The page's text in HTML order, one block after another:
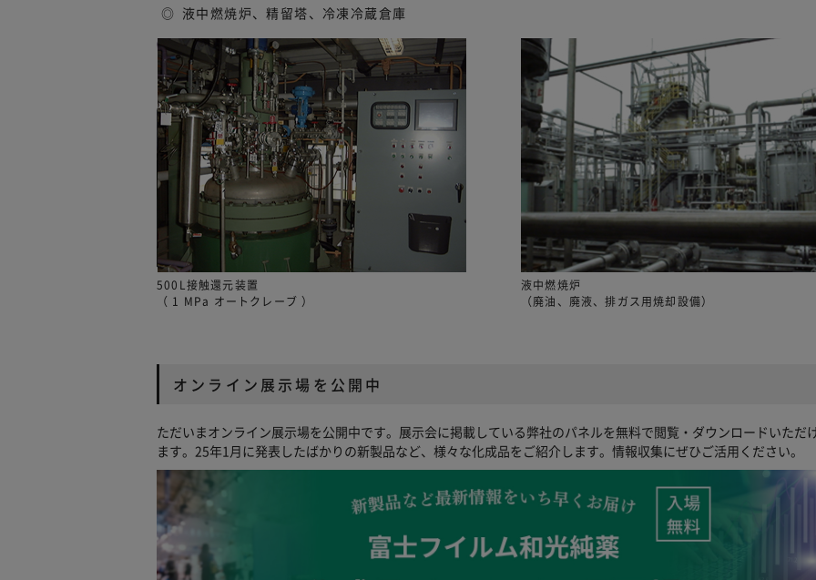
液中燃焼炉、精留塔、冷凍冷蔵倉庫
500L接触還元装置
（ 1 MPa オートクレーブ ）
液中燃焼炉
（廃油、廃液、排ガス用焼却設備）
オンライン展示場を公開中
ただいまオンライン展示場を公開中です。展示会に掲載している弊社のパネルを無料で閲覧・ダウンロードいただ
ます。25年1月に発表したばかりの新製品など、様々な化成品をご紹介します。情報収集にぜひご活用ください。